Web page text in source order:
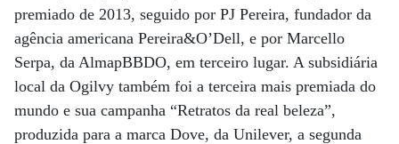
premiado de 2013, seguido por PJ Pereira, fundador da
agência americana Pereira&O’Dell, e por Marcello
Serpa, da AlmapBBDO, em terceiro lugar. A subsidiária
local da Ogilvy também foi a terceira mais premiada do
mundo e sua campanha “Retratos da real beleza”,
produzida para a marca Dove, da Unilever, a segunda